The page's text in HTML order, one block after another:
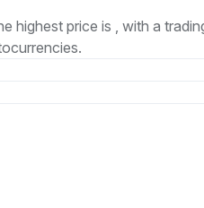
highest price is , with a